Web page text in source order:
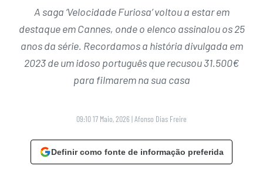
A saga ‘Velocidade Furiosa’ voltou a estar em
destaque em Cannes, onde o elenco assinalou os 25
anos da série. Recordamos a história divulgada em
2023 de um idoso português que recusou 31.500€
para filmarem na sua casa
09:10 17 Maio, 2026 |Afonso Dias Freire
Definir como fonte de informação preferida